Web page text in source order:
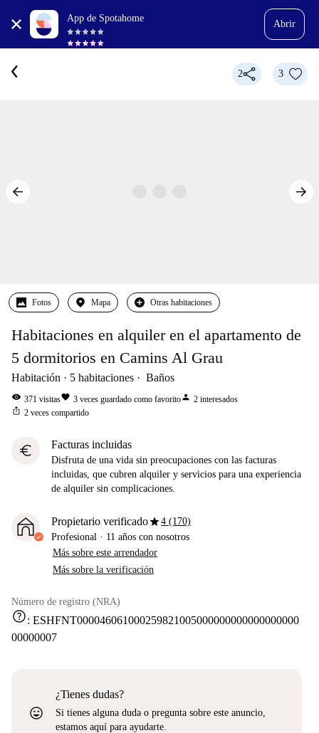
App de Spotahome
Abrir
2 3
Fotos Mapa Otras habitaciones
Habitaciones en alquiler en el apartamento de
5 dormitorios en Camins Al Grau
Habitación 5 habitaciones Baños
visibility 371 visitasfavorite 3 veces guardado como favoritoperson 2 interesados
ios_share 2 veces compartido
euro Facturas incluidas
Disfruta de una vida sin preocupaciones con las facturas
incluidas, que cubren alquiler y servicios para una experiencia
de alquiler sin complicaciones.
Propietario verificadostar4 (170)
Profesional · 11 años con nosotros
Más sobre este arrendador
Más sobre la verificación
Número de registro (NRA)
help: ESHFNT000046061000259821005000000000000000000
00000007
sentiment_very_satisfied
¿Tienes dudas?
Si tienes alguna duda o pregunta sobre este anuncio,
estamos aquí para ayudarte.